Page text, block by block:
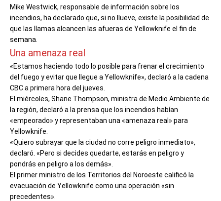
Mike Westwick, responsable de información sobre los
incendios, ha declarado que, si no llueve, existe la posibilidad de
que las llamas alcancen las afueras de Yellowknife el fin de
semana.
Una amenaza real
«Estamos haciendo todo lo posible para frenar el crecimiento
del fuego y evitar que llegue a Yellowknife», declaró a la cadena
CBC a primera hora del jueves.
El miércoles, Shane Thompson, ministra de Medio Ambiente de
la región, declaró a la prensa que los incendios habían
«empeorado» y representaban una «amenaza real» para
Yellowknife.
«Quiero subrayar que la ciudad no corre peligro inmediato»,
declaró. «Pero si decides quedarte, estarás en peligro y
pondrás en peligro a los demás».
El primer ministro de los Territorios del Noroeste calificó la
evacuación de Yellowknife como una operación «sin
precedentes».